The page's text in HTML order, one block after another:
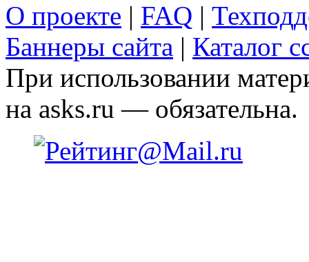
О проекте | FAQ |
Баннеры сайта | Каталог
При использовании
на asks.ru — обязательна.